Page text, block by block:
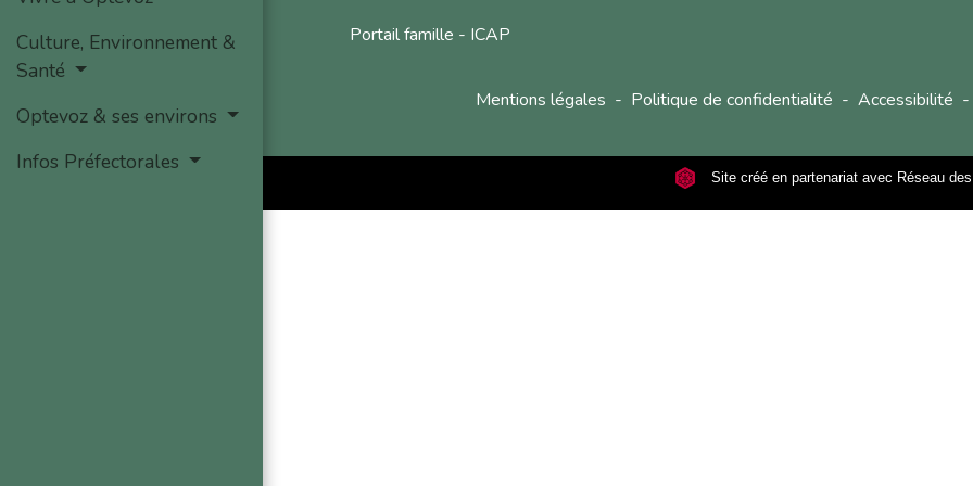
Culture, Environnement &
Santé
Optevoz & ses environs
Infos Préfectorales
Portail famille - ICAP
Mentions légales - Politique de confidentialité - Accessibilité -
Site créé en partenariat avec Réseau